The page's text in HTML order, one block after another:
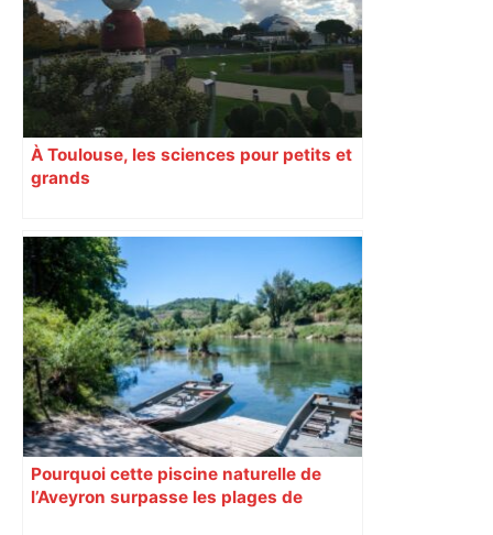
À Toulouse, les sciences pour petits et
grands
Pourquoi cette piscine naturelle de
l’Aveyron surpasse les plages de